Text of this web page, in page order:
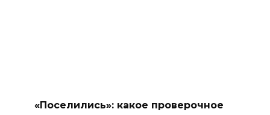
«Поселились»: какое проверочное